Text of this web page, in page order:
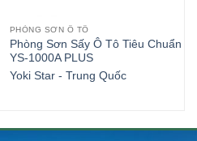
PHÒNG SƠN Ô TÔ
Phòng Sơn Sấy Ô Tô Tiêu Chuẩn
YS-1000A PLUS
Yoki Star - Trung Quốc